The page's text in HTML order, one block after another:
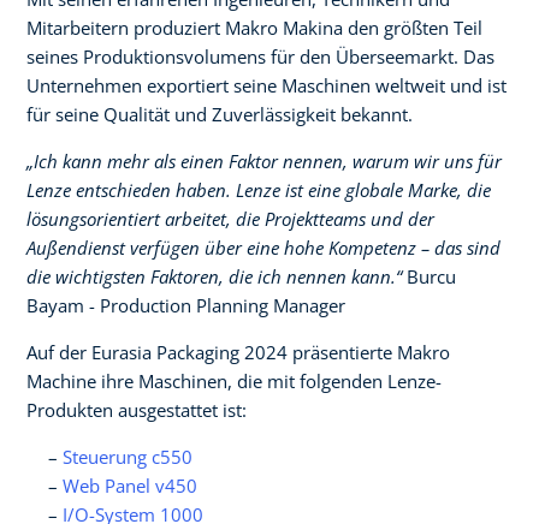
Mitarbeitern produziert Makro Makina den größten Teil
seines Produktionsvolumens für den Überseemarkt. Das
Unternehmen exportiert seine Maschinen weltweit und ist
für seine Qualität und Zuverlässigkeit bekannt.
„Ich kann mehr als einen Faktor nennen, warum wir uns für
Lenze entschieden haben. Lenze ist eine globale Marke, die
lösungsorientiert arbeitet, die Projektteams und der
Außendienst verfügen über eine hohe Kompetenz – das sind
die wichtigsten Faktoren, die ich nennen kann.“Burcu
Bayam - Production Planning Manager
Auf der Eurasia Packaging 2024 präsentierte Makro
Machine ihre Maschinen, die mit folgenden Lenze-
Produkten ausgestattet ist:
Steuerung c550
Web Panel v450
I/O-System 1000